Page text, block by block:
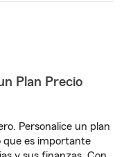
Plan Precio
Personalice un plan
que es importante